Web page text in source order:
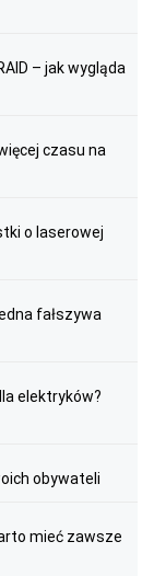
– jak wygląda
czasu na
o laserowej
fałszywa
elektryków?
obywateli
mieć zawsze